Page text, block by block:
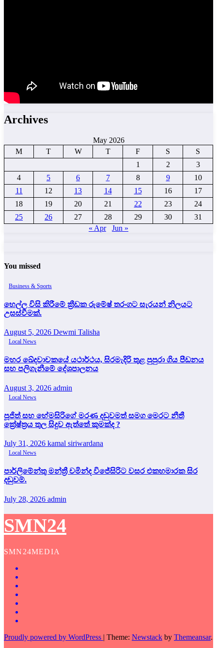
Archives
May 2026
M
T W T F S
S
1
2
3
4
5 6 7 8 9
10
11
12 13 14 15 16
17
18
19 20 21 22 23
24
25
26 27 28 29 30
31
« Apr
Jun »
You missed
Business & Sports
හෙල්ල විසි කිරීමේ ක්‍රීඩක රුමේෂ් තරංගට සැරයන් නිලයට
උසස්වීමක්.
August 5, 2026 Dewmi Talisha
Local News
මහර ඛේදවාචකයේ යථාර්ථය, සිරමැදිරි තුළ පුපුරා ගිය පීඩනය
සහ පලිගැනීමේ දේශපාලනය
August 3, 2026 admin
Local News
පූජිත් සහ හේමසිරිගේ මරණ දඩුවමත් සමග මෙරට නීතී
ක්‍රේෂ්ත්‍රය තුල සිදුව ඇත්තේ කුමක්ද ?
July 31, 2026 kamal siriwardana
Local News
පාර්ලිමේන්තු මන්ත්‍රී චමින්ද විජේසිරිට වසර එකහමාරක සිර
දඬුවම්.
July 28, 2026 admin
SMN24
SMN24MEDIA
Proudly powered by WordPress | Theme: Newstack by Themeansar.